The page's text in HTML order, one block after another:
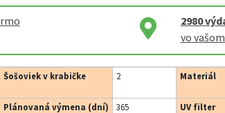
2980
vo
Šošoviek v krabičke 2 Materiál
Plánovaná výmena (dní)
365 UV filter